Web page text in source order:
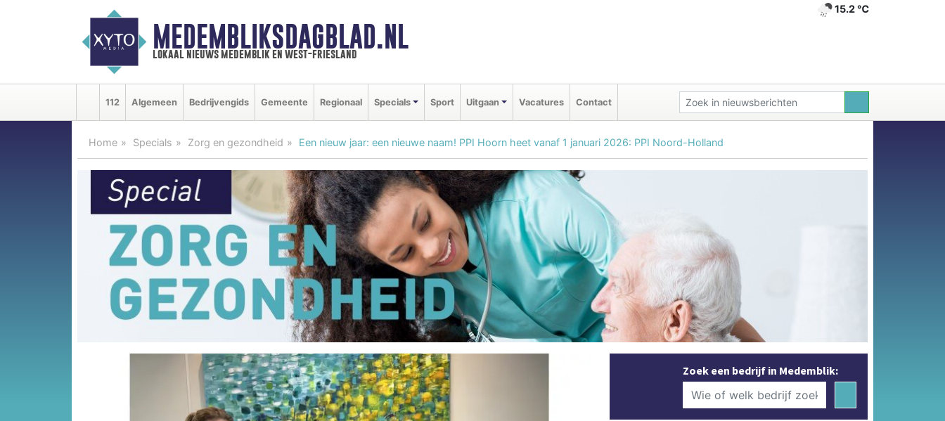
MEDEMBLIKSDAGBLAD.NL
lokaal nieuws medemblik en west-friesland
15.2 ℃
112 Algemeen Bedrijvengids Gemeente Regionaal Specials Sport Uitgaan Vacatures Contact
Home Specials Zorg en gezondheid Een nieuw jaar: een nieuwe naam! PPI Hoorn heet vanaf 1 januari 2026: PPI Noord-Holland
Zoek een bedrijf in Medemblik: